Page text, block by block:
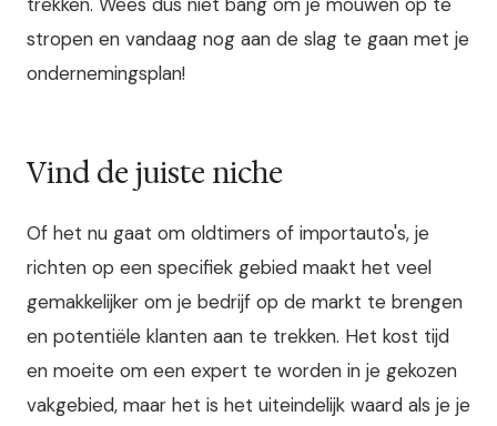
stropen en vandaag nog aan de slag te gaan met je
ondernemingsplan!
Vind de juiste niche
Of het nu gaat om oldtimers of importauto's, je
richten op een specifiek gebied maakt het veel
gemakkelijker om je bedrijf op de markt te brengen
en potentiële klanten aan te trekken. Het kost tijd
en moeite om een expert te worden in je gekozen
vakgebied, maar het is het uiteindelijk waard als je je